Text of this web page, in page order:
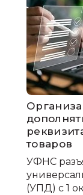
товаров
УФНС
(УПД) с 1